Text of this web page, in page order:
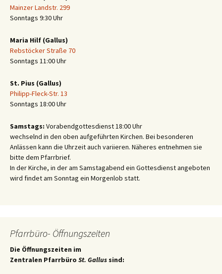
Mainzer Landstr. 299
Sonntags 9:30 Uhr
Maria Hilf (Gallus)
Rebstöcker Straße 70
Sonntags 11:00 Uhr
St. Pius (Gallus)
Philipp-Fleck-Str. 13
Sonntags 18:00 Uhr
Samstags: Vorabendgottesdienst 18:00 Uhr
wechselnd in den oben aufgeführten Kirchen. Bei besonderen
Anlässen kann die Uhrzeit auch variieren. Näheres entnehmen sie
bitte dem Pfarrbrief.
In der Kirche, in der am Samstagabend ein Gottesdienst angeboten
wird findet am Sonntag ein Morgenlob statt.
Pfarrbüro- Öffnungszeiten
Die Öffnungszeiten im
Zentralen Pfarrbüro St. Gallus sind: